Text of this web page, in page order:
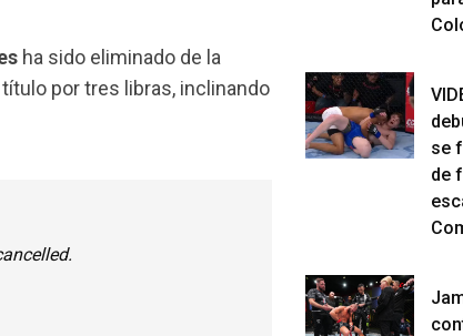
ha sido eliminado de la
por tres libras, inclinando
se
de